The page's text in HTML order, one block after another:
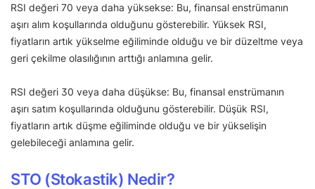
RSI değeri 70 veya daha yüksekse: Bu, finansal enstrümanın
aşırı alım koşullarında olduğunu gösterebilir. Yüksek RSI,
fiyatların artık yükselme eğiliminde olduğu ve bir düzeltme veya
geri çekilme olasılığının arttığı anlamına gelir.
RSI değeri 30 veya daha düşükse: Bu, finansal enstrümanın
aşırı satım koşullarında olduğunu gösterebilir. Düşük RSI,
fiyatların artık düşme eğiliminde olduğu ve bir yükselişin
gelebileceği anlamına gelir.
STO (Stokastik) Nedir?